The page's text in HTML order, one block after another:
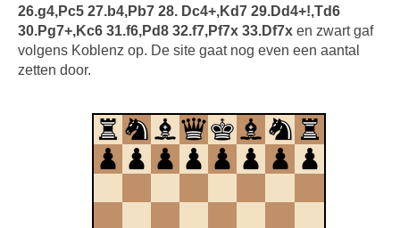
26.g4,Pc5 27.b4,Pb7 28. Dc4+,Kd7 29.Dd4+!,Td6
30.Pg7+,Kc6 31.f6,Pd8 32.f7,Pf7x 33.Df7x en zwart gaf
volgens Koblenz op. De site gaat nog even een aantal
zetten door.